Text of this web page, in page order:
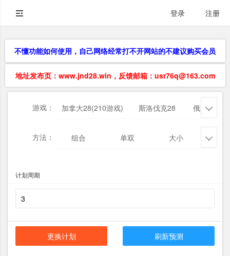
登录 注册
不懂功能如何使用，自己网络经常打不开网站的不建议购买会员
地址发布页：www.jnd28.win，反馈邮箱：usr76q@163.com
游戏： 加拿大28(210游戏) 斯洛伐克28 俄勒冈28

方法： 组合 单双 大小 
计划周期
更换计划 刷新预测